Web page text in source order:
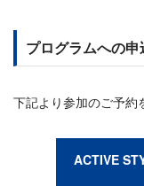
プログラムへの
下記より参加のご予約
ACTIVE